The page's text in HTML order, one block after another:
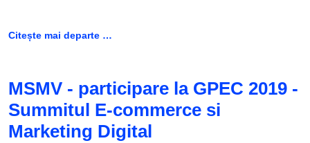
Citește mai departe …
MSMV - participare la GPEC 2019 -
Summitul E-commerce si
Marketing Digital